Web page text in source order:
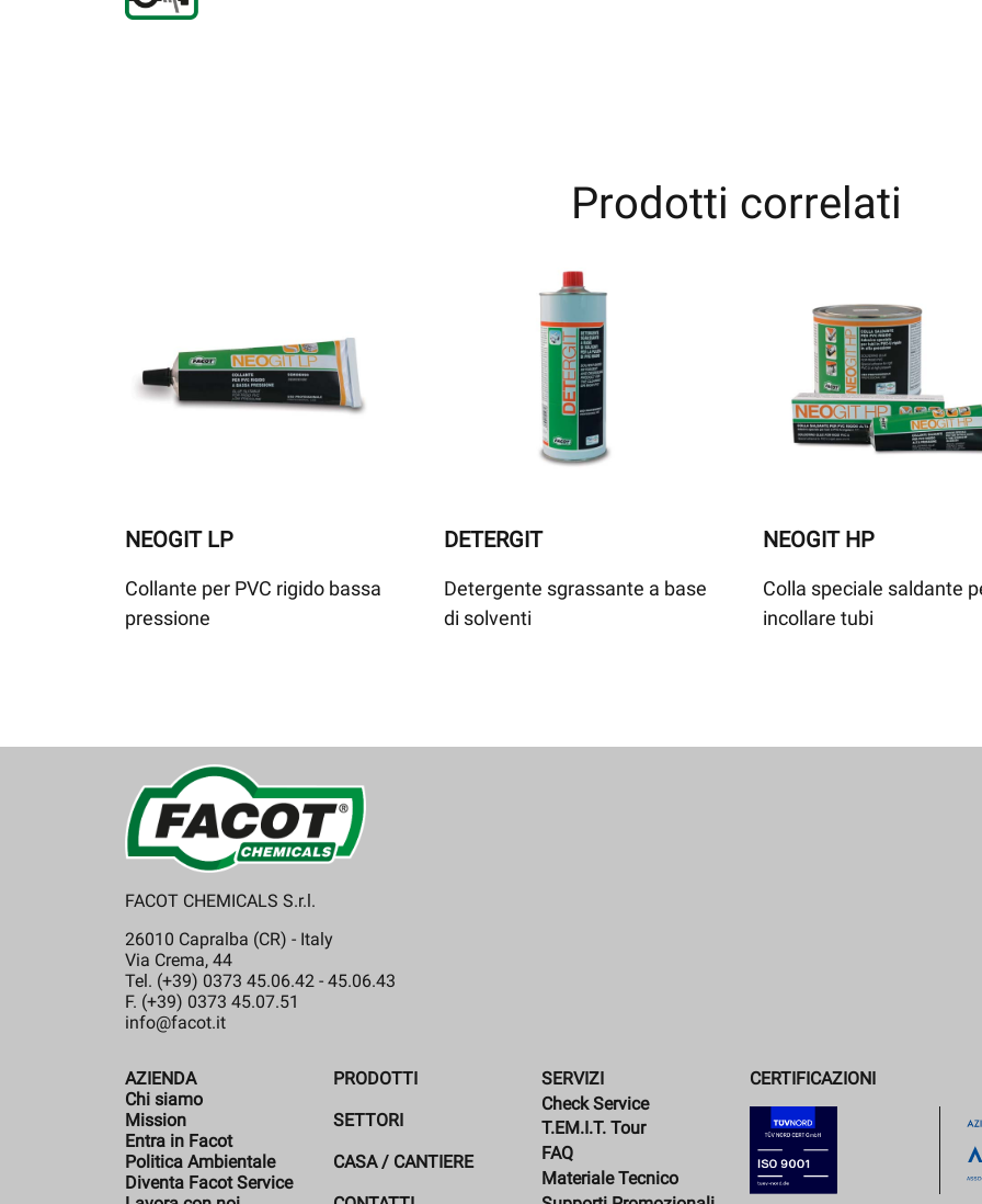
Prodotti correlati
NEOGIT LP
Collante per PVC rigido bassa
pressione
DETERGIT
Detergente sgrassante a base
di solventi
NEOGIT HP
Colla speciale saldante
incollare tubi
FACOT CHEMICALS S.r.l.
26010 Capralba (CR) - Italy
Via Crema, 44
Tel. (+39) 0373 45.06.42 - 45.06.43
F. (+39) 0373 45.07.51
info@facot.it
AZIENDA
Chi siamo
Mission
Entra in Facot
Politica Ambientale
Diventa Facot Service
PRODOTTI
SETTORI
CASA / CANTIERE
SERVIZI
Check Service
T.EM.I.T. Tour
FAQ
Materiale Tecnico
CERTIFICAZIONI